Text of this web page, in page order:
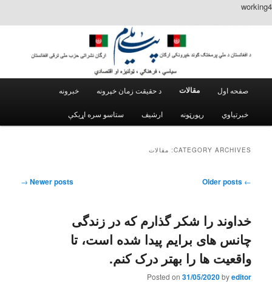
working4
Skip to primary content
Skip to secondary content
مقالات د حقیقت زمان خپرونه خبرونه
خبرتیاوي رپورټونه ارشیف
CATEGORY ARCHIVES: مقالات
Post navigation
←
Older posts
Newer posts
→
خداوند را شکر گذارم که در زندگی
چانس های برایم پیدا شده است، تا
واقعیت ها را بهتر درک کنم.
Posted on 31/05/2020byeditor